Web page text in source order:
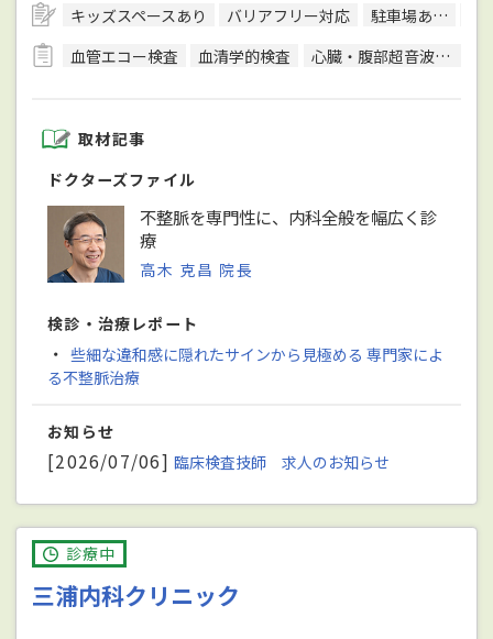
キッズスペースあり バリアフリー対応 駐車場あり
血管エコー検査
血清学的検査 心臓・腹部超音波検査
取材記事
ドクターズファイル
不整脈を専門性に、内科全般を幅広く診
療
高木 克昌 院長
検診・治療レポート
・ 些細な違和感に隠れたサインから見極める 専門家によ
る不整脈治療
お知らせ
[2026/07/06]臨床検査技師 求人のお知らせ
診療中
三浦内科クリニック